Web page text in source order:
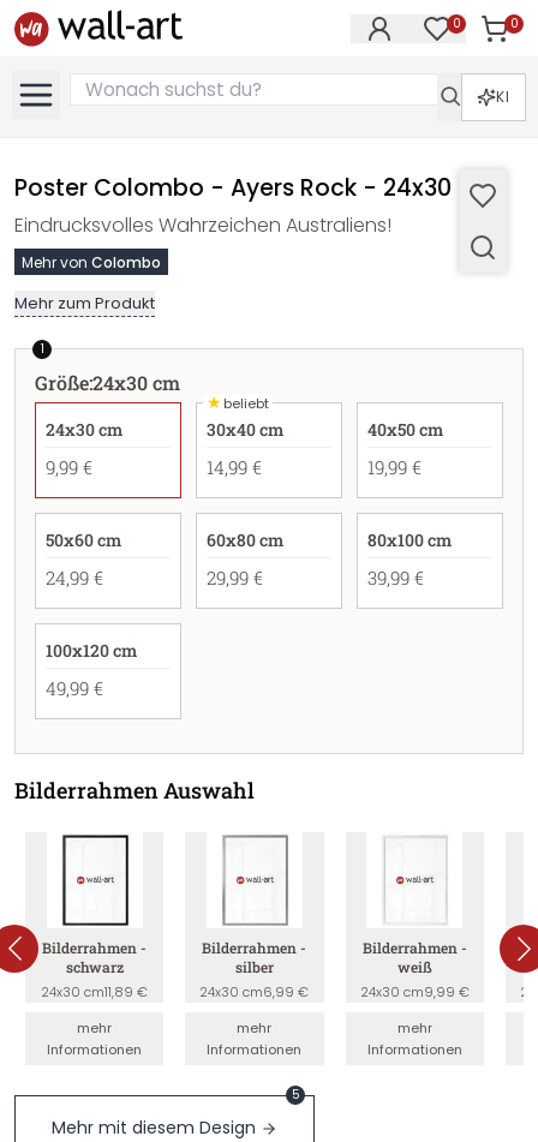
0 0
KI
Poster Colombo - Ayers Rock - 24x30 cm
Eindrucksvolles Wahrzeichen Australiens!
Mehr von Colombo
Mehr zum Produkt
1
Größe:24x30 cm
24x30 cm
9,99 €
★beliebt
30x40 cm
14,99 €
40x50 cm
19,99 €
50x60 cm
24,99 €
60x80 cm
29,99 €
80x100 cm
39,99 €
100x120 cm
49,99 €
Bilderrahmen Auswahl
Bilderrahmen -
schwarz
24x30 cm11,89 €
mehr
Informationen
Bilderrahmen -
silber
24x30 cm6,99 €
mehr
Informationen
Bilderrahmen -
weiß
24x30 cm9,99 €
mehr
Informationen
Mehr mit diesem Design
5